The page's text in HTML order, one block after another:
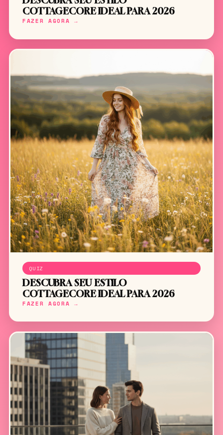
COTTAGECORE IDEAL PARA 2026
FAZER AGORA →
QUIZ
DESCUBRA SEU ESTILO
COTTAGECORE IDEAL PARA 2026
FAZER AGORA →